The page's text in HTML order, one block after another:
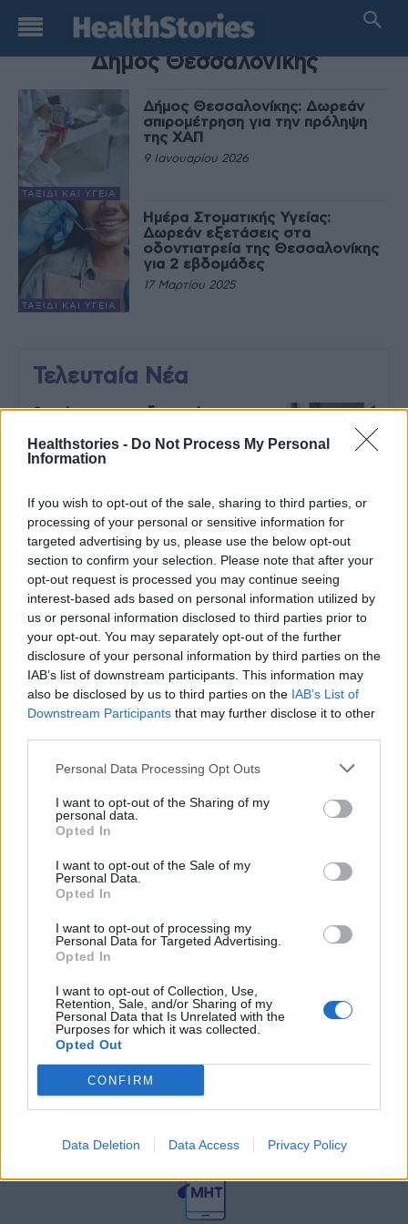
Healthstories - Do Not Process My Personal
Information
If you wish to opt-out of the sale, sharing to third parties, or
processing of your personal or sensitive information for
targeted advertising by us, please use the below opt-out
section to confirm your selection. Please note that after your
opt-out request is processed you may continue seeing
interest-based ads based on personal information utilized by
us or personal information disclosed to third parties prior to
your opt-out. You may separately opt-out of the further
disclosure of your personal information by third parties on the
IAB’s list of downstream participants. This information may
also be disclosed by us to third parties on the IAB’s List of
Downstream Participants that may further disclose it to other
Personal Data Processing Opt Outs
I want to opt-out of the Sharing of my
personal data.
Opted In
I want to opt-out of the Sale of my
Personal Data.
Opted In
I want to opt-out of processing my
Personal Data for Targeted Advertising.
Opted In
I want to opt-out of Collection, Use,
Retention, Sale, and/or Sharing of my
Personal Data that Is Unrelated with the
Purposes for which it was collected.
Opted Out
CONFIRM
Data Deletion Data Access Privacy Policy
TAG
Δήμος Θεσσαλονίκης
ΤΑΞΊΔΙ ΚΑΙ ΥΓΕΊΑ
Δήμος Θεσσαλονίκης: Δωρεάν
σπιρομέτρηση για την πρόληψη
της ΧΑΠ
9 Ιανουαρίου 2026
ΤΑΞΊΔΙ ΚΑΙ ΥΓΕΊΑ
Ημέρα Στοματικής Υγείας:
Δωρεάν εξετάσεις στα
οδοντιατρεία της Θεσσαλονίκης
για 2 εβδομάδες
17 Μαρτίου 2025
Τελευταία Νέα
9 πράγματα που δεν πρέπει να
27 Φεβρουαρίου 2026
Πάνω από 100 μωρά έχουν
γεννηθεί μέσω εξωσωματικής, με
την υποστήριξη της Be-Live
27 Φεβρουαρίου 2026
Μεταπροπονητική πείνα: Ο λόγος
που θέλεις να καταβροχθίσεις τα
πάντα μετά την άσκηση
27 Φεβρουαρίου 2026
Ωρίων – Σπάνια νοσήματα
συνδέονται με μνημεία που
πνεύμα της χώρας μας
27 Φεβρουαρίου 2026
Γεωργιάδης: Πολλαπλά οφέλη από
τη συνεργασία δημοσίου και
27 Φεβρουαρίου 2026